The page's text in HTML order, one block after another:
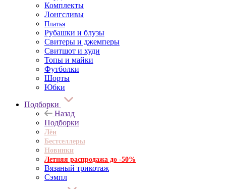
Комплекты
Лонгсливы
Платья
Рубашки и блузы
Свитеры и джемперы
Свитшот и худи
Топы и майки
Футболки
Шорты
Юбки
Подборки
Назад
Подборки
Лён
Бестселлеры
Новинки
Летняя распродажа до -50%
Вязаный трикотаж
Сэмпл